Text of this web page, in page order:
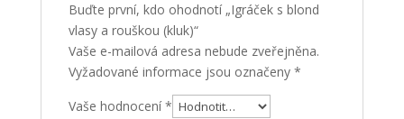
Buďte první, kdo ohodnotí „Igráček s blond
vlasy a rouškou (kluk)“
Vaše e-mailová adresa nebude zveřejněna.
Vyžadované informace jsou označeny *
Vaše hodnocení*